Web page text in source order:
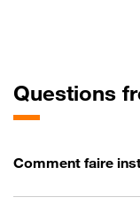
Questions
Comment faire